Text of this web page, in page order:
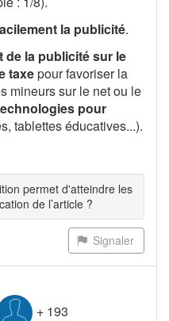
la publicité.
la publicité sur le
taxepour favoriser la
mineurs sur le net ou le
pour
tablettes éducatives...).
permet d'atteindre les
de l’article ?
Signaler
+ 193